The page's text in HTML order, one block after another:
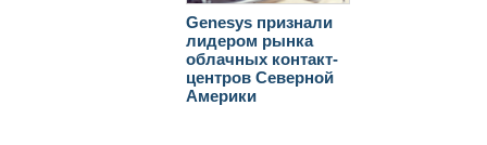
Genesys признали
лидером рынка
облачных контакт-
центров Северной
Америки